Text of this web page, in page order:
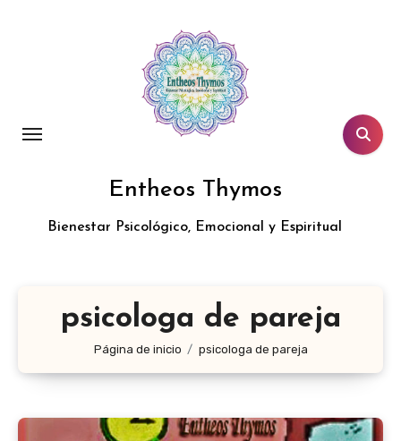
Entheos Thymos
Bienestar Psicológico, Emocional y Espiritual
psicologa de pareja
Página de inicio psicologa de pareja